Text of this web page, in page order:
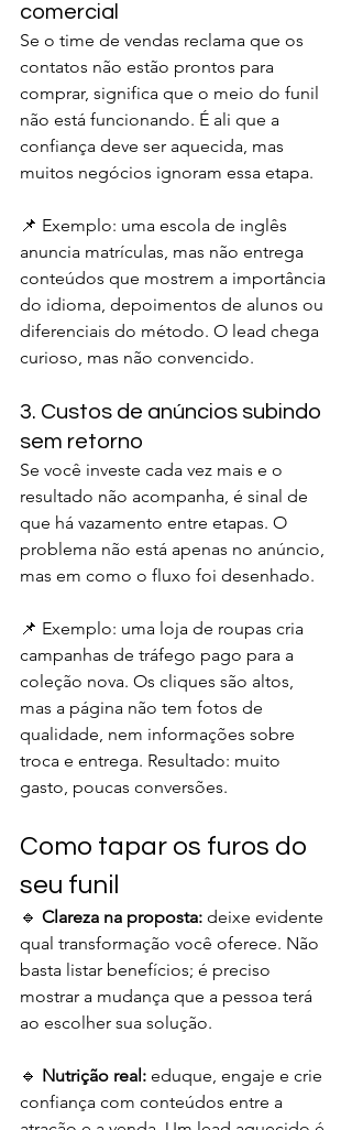
comercial
Se o time de vendas reclama que os
contatos não estão prontos para
comprar, significa que o meio do funil
não está funcionando. É ali que a
confiança deve ser aquecida, mas
muitos negócios ignoram essa etapa.
📌 Exemplo: uma escola de inglês
anuncia matrículas, mas não entrega
conteúdos que mostrem a importância
do idioma, depoimentos de alunos ou
diferenciais do método. O lead chega
curioso, mas não convencido.
3. Custos de anúncios subindo
sem retorno
Se você investe cada vez mais e o
resultado não acompanha, é sinal de
que há vazamento entre etapas. O
problema não está apenas no anúncio,
mas em como o fluxo foi desenhado.
📌 Exemplo: uma loja de roupas cria
campanhas de tráfego pago para a
coleção nova. Os cliques são altos,
mas a página não tem fotos de
qualidade, nem informações sobre
troca e entrega. Resultado: muito
gasto, poucas conversões.
Como tapar os furos do
seu funil
🔹 Clareza na proposta: deixe evidente
qual transformação você oferece. Não
basta listar benefícios; é preciso
mostrar a mudança que a pessoa terá
ao escolher sua solução.
🔹 Nutrição real: eduque, engaje e crie
confiança com conteúdos entre a